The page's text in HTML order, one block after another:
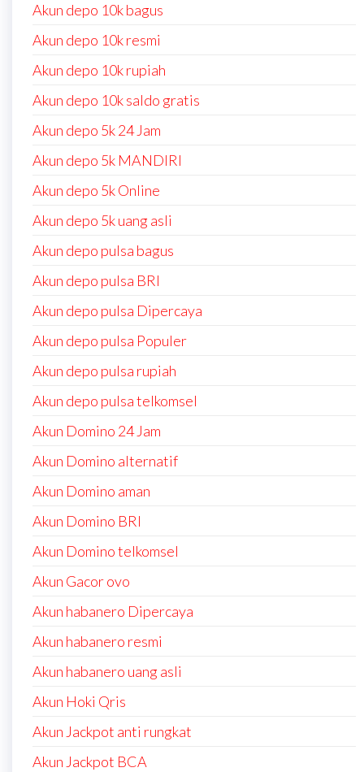
Akun depo 10k bagus
Akun depo 10k resmi
Akun depo 10k rupiah
Akun depo 10k saldo gratis
Akun depo 5k 24 Jam
Akun depo 5k MANDIRI
Akun depo 5k Online
Akun depo 5k uang asli
Akun depo pulsa bagus
Akun depo pulsa BRI
Akun depo pulsa Dipercaya
Akun depo pulsa Populer
Akun depo pulsa rupiah
Akun depo pulsa telkomsel
Akun Domino 24 Jam
Akun Domino alternatif
Akun Domino aman
Akun Domino BRI
Akun Domino telkomsel
Akun Gacor ovo
Akun habanero Dipercaya
Akun habanero resmi
Akun habanero uang asli
Akun Hoki Qris
Akun Jackpot anti rungkat
Akun Jackpot BCA